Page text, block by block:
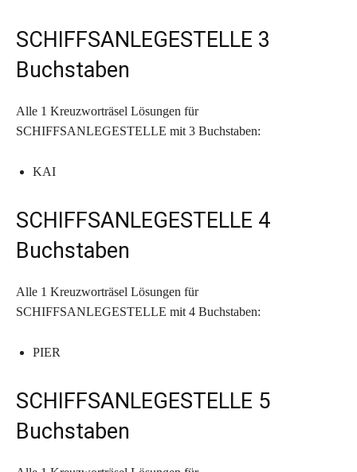
SCHIFFSANLEGESTELLE 3
Buchstaben
Alle 1 Kreuzworträsel Lösungen für
SCHIFFSANLEGESTELLE mit 3 Buchstaben:
KAI
SCHIFFSANLEGESTELLE 4
Buchstaben
Alle 1 Kreuzworträsel Lösungen für
SCHIFFSANLEGESTELLE mit 4 Buchstaben:
PIER
SCHIFFSANLEGESTELLE 5
Buchstaben